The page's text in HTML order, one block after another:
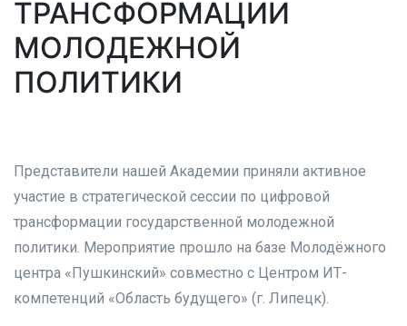
ТРАНСФОРМАЦИИ
МОЛОДЕЖНОЙ
ПОЛИТИКИ
Представители нашей Академии приняли активное
участие в стратегической сессии по цифровой
трансформации государственной молодежной
политики. Мероприятие прошло на базе Молодёжного
центра «Пушкинский» совместно с Центром ИТ-
компетенций «Область будущего» (г. Липецк).